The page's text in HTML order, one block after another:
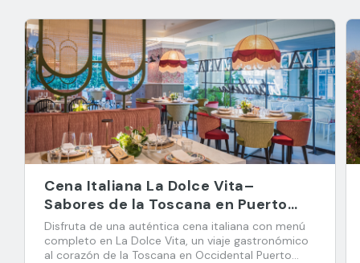
Cena Italiana La Dolce Vita–
Sabores de la Toscana en Puerto
Banús
Disfruta de una auténtica cena italiana con menú
completo en La Dolce Vita, un viaje gastronómico
al corazón de la Toscana en Occidental Puerto